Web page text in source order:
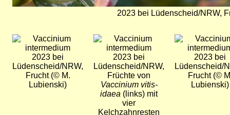
2023 bei Lüdenscheid/NRW,
Bild
2023 bei
Lüdenscheid/NRW,
Frucht (© M.
Lubienski)
Bild
2023 bei
Lüdenscheid/NRW,
Früchte von
Vaccinium vitis-
idaea (links) mit
vier
Kelchzahnresten
Bild
2023 bei
Lüdenscheid/
Frucht (©
Lubienski)